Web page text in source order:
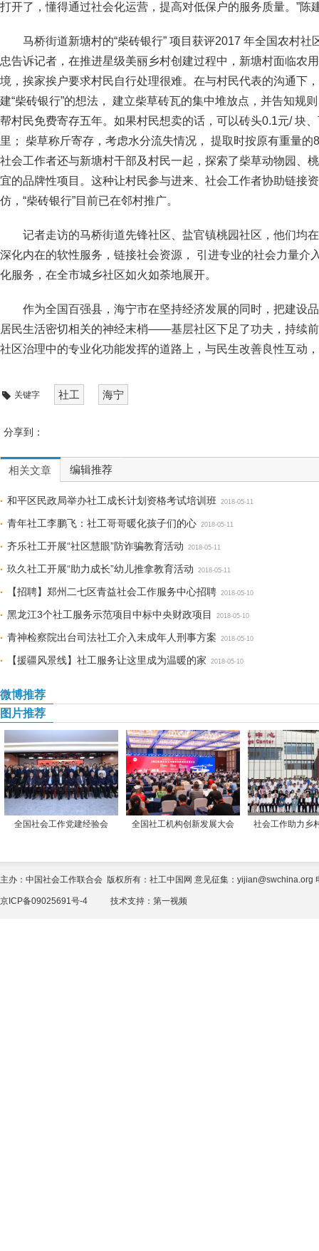
打开了，懂得通过社会化运营，提高对低保户的服务质量。”陈
马桥街道新塘村的“柴砖银行” 项目获评2017 年全国农村
忠告诉记者，在推进星级美丽乡村创建过程中，新塘村面临农
境，挨家挨户要求村民自行处理很难。在与村民代表的沟通下
建“柴砖银行”的想法， 建立柴草砖瓦的集中堆放点，并告知规
帮村民免费寄存五年。如果村民想卖的话，可以砖头0.1元/ 块
里； 柴草称斤寄存，考虑水分流失情况， 提取时按原有重量的
社会工作者还与新塘村干部及村民一起，探索了柴草动物园、
宜的品牌性项目。这种让村民参与进来、社会工作者协助链接
仿，“柴砖银行”目前已在邻村推广。
记者走访的马桥街道先锋社区、盐官镇桃园社区，他们均
深化内在的软性服务，链接社会资源，
引进专业的社会力量介
化服务，在全市城乡社区如火如荼地展开。
作为全国百强县，海宁市在坚持经济发展的同时，把建设
居民生活密切相关的神经末梢——基层社区下足了功夫，持续
社区治理中的专业化功能发挥的道路上，与民生改善良性互动
关键字 社工 海宁
分享到：
相关文章 编辑推荐
和平区民政局举办社工成长计划资格考试培训班 2018-05-11
青年社工李鹏飞：社工哥哥暖化孩子们的心 2018-05-11
齐乐社工开展“社区慧眼”防诈骗教育活动 2018-05-11
玖久社工开展“助力成长”幼儿推拿教育活动 2018-05-11
【招聘】郑州二七区青益社会工作服务中心招聘 2018-05-10
黑龙江3个社工服务示范项目中标中央财政项目 2018-05-10
青神检察院出台司法社工介入未成年人刑事方案 2018-05-10
【援疆风景线】社工服务让这里成为温暖的家 2018-05-10
微博推荐
图片推荐
全国社会工作党建经验会 全国社工机构创新发展大会 社会工作助力乡
主办：中国社会工作联合会 版权所有：社工中国网 意见征集：yijian@swchina.org
京ICP备09025691号-4 技术支持： 第一视频